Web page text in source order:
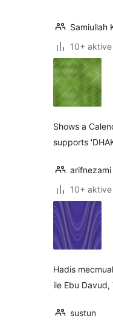
Samiullah
10+
Shows a
supports
arifnezami
10+
Hadis
ile Ebu
sustun